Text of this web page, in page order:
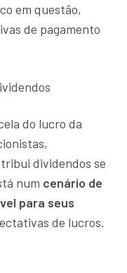
em questão,
de pagamento
do lucro da
dividendos se
num cenário de
para seus
de lucros.